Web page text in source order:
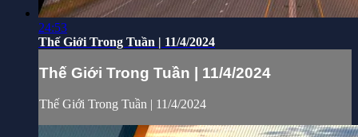
24:53
Thế Giới Trong Tuần | 11/4/2024
Thế Giới Trong Tuần | 11/4/2024
Thế Giới Trong Tuần | 11/4/2024